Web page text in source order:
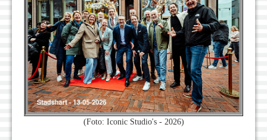
(Foto: Iconic Studio's - 2026)